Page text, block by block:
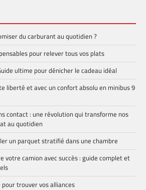
du carburant au quotidien ?
pour relever tous vos plats
ultime pour dénicher le cadeau idéal
liberté et avec un confort absolu en minibus 9
contact : une révolution qui transforme nos
au quotidien
un parquet stratifié dans une chambre
votre camion avec succès : guide complet et
pour trouver vos alliances